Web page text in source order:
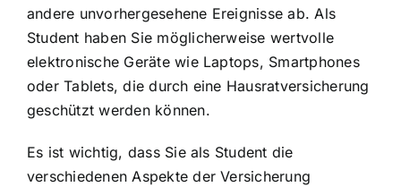
andere unvorhergesehene Ereignisse ab. Als
Student haben Sie möglicherweise wertvolle
elektronische Geräte wie Laptops, Smartphones
oder Tablets, die durch eine Hausratversicherung
geschützt werden können.
Es ist wichtig, dass Sie als Student die
verschiedenen Aspekte der Versicherung